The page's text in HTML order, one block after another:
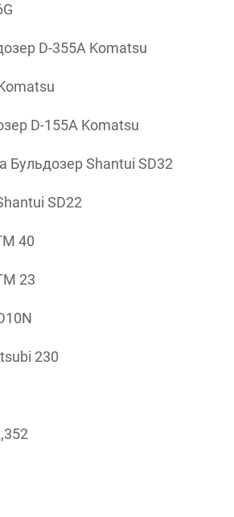
D-355A Komatsu
D-155A Komatsu
Бульдозер Shantui SD32
SD22
40
23
230